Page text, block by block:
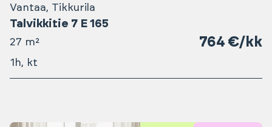
Vantaa, Tikkurila
Talvikkitie 7 E 165
27 m² 764 €/kk
1h, kt